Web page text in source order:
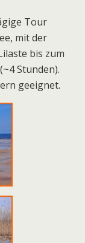
Tour
mit der
bis zum
Stunden).
geeignet.